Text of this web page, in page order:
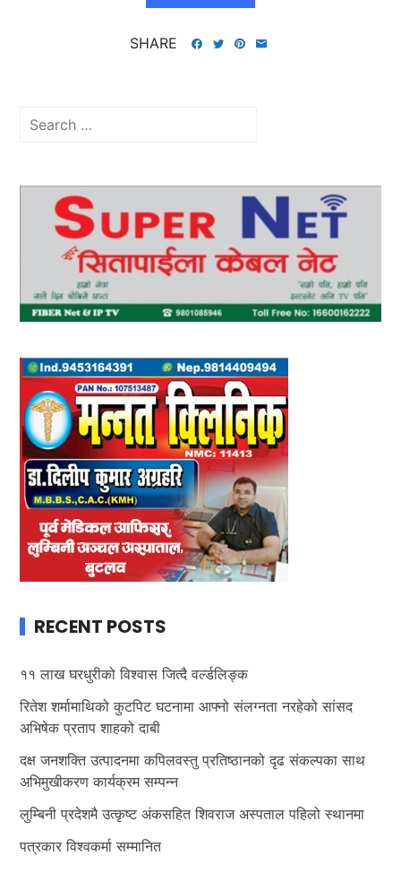
SHARE
Search
RECENT POSTS
११ लाख घरधुरीको विश्वास जित्दै वर्ल्डलिङ्क
रितेश शर्मामाथिको कुटपिट घटनामा आफ्नो संलग्नता नरहेको सांसद
अभिषेक प्रताप शाहको दाबी
दक्ष जनशक्ति उत्पादनमा कपिलवस्तु प्रतिष्ठानको दृढ संकल्पका साथ
अभिमुखीकरण कार्यक्रम सम्पन्न
लुम्बिनी प्रदेशमै उत्कृष्ट अंकसहित शिवराज अस्पताल पहिलो स्थानमा
पत्रकार विश्वकर्मा सम्मानित